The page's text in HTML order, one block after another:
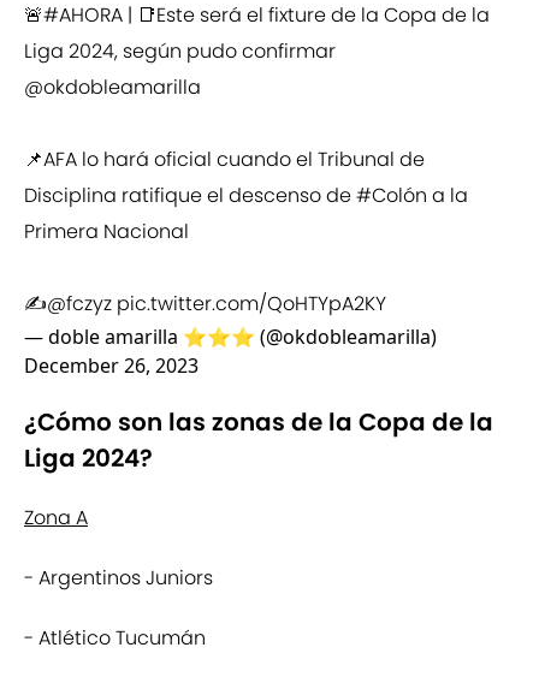
🚨#AHORA | 📑Este será el fixture de la Copa de la
Liga 2024, según pudo confirmar
@okdobleamarilla
📌AFA lo hará oficial cuando el Tribunal de
Disciplina ratifique el descenso de#Colón a la
Primera Nacional
✍️@fczyz pic.twitter.com/QoHTYpA2KY
— doble amarilla ⭐️⭐️⭐️ (@okdobleamarilla)
December 26, 2023
¿Cómo son las zonas de la Copa de la
Liga 2024?
Zona A
- Argentinos Juniors
- Atlético Tucumán